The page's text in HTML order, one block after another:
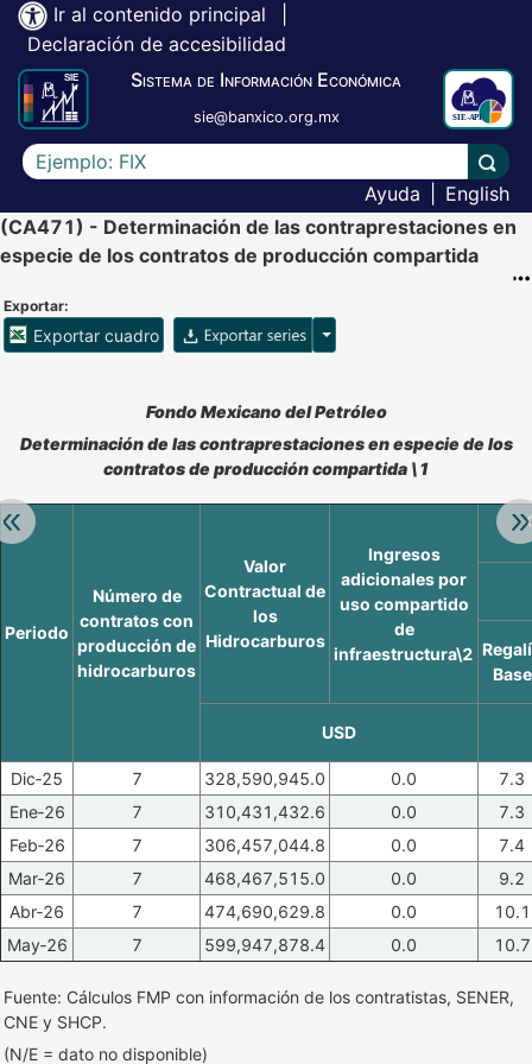
Ir al contenido principal
Declaración de accesibilidad
Sistema de Información Económica
sie@banxico.org.mx
Escriba el texto a buscar
Ayuda
English
(CA471) - Determinación de las contraprestaciones en
especie de los contratos de producción compartida
Exportar:
Exportar cuadro Opciones para exportar
Retroceder:
Accesibilidad de Cuadros Analíticos, al exportar el cuadro
Fondo Mexicano del Petróleo
Determinación de las contraprestaciones en especie de los
contratos de producción compartida \1
Periodo
Número de
contratos con
producción de
hidrocarburos
Valor
Contractual de
los
Hidrocarburos
Ingresos
adicionales por
uso compartido
de
infraestructura\2
Base
USD
Dic‑25 7 328,590,945.0 0.0
7.3
Ene‑26
7 310,431,432.6 0.0
7.3
Feb‑26
7 306,457,044.8 0.0
7.4
Mar‑26
7 468,467,515.0 0.0
9.2
Abr‑26
7 474,690,629.8 0.0
10.1
May‑26
7 599,947,878.4 0.0 10.7
Fuente: Cálculos FMP con información de los contratistas, SENER,
CNE y SHCP.
(N/E = dato no disponible)